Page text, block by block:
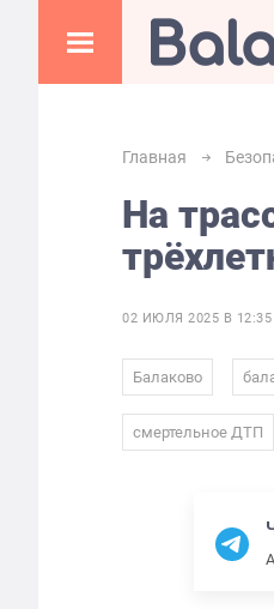
Главная
На
02 ИЮЛЯ 2025 В
Балаково
смертельное ДТП